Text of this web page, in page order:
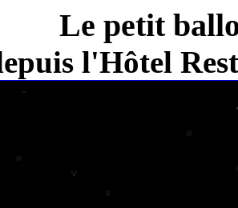
Le petit
l'Hôtel